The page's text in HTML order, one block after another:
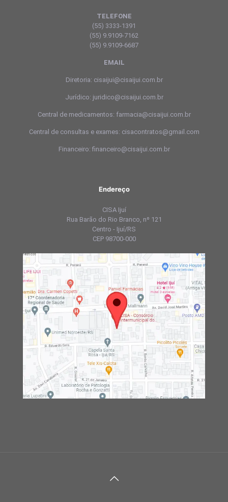
TELEFONE
(55) 3333-1391
(55) 9.9109-7162
(55) 9.9109-6687
EMAIL
Diretoria: cisaijui@cisaijui.com.br
Jurídico: juridico@cisaijui.com.br
Central de medicamentos: farmacia@cisaijui.com.br
Central de consultas e exames: cisacontratos@gmail.com
Financeiro: financeiro@cisaijui.com.br
Endereço
CISA Ijuí
Rua Barão do Rio Branco, nº 121
Centro - Ijuí/RS
CEP 98700-000